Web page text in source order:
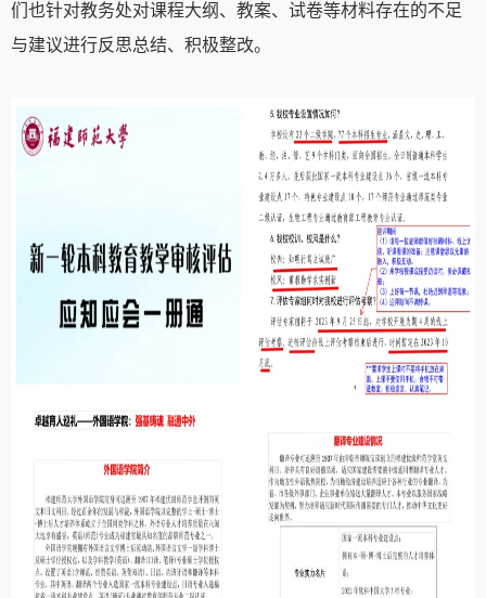
们也针对教务处对课程大纲、教案、试卷等材料存在的不足
与建议进行反思总结、积极整改。